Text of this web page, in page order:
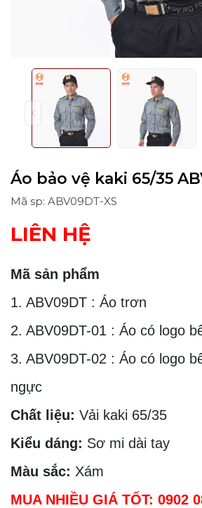
Áo bảo vệ kaki 65/35
Mã sp: ABV09DT-XS
LIÊN HỆ
Mã sản phẩm
1. ABV09DT : Áo trơn
2. ABV09DT-01 : Áo có logo
3. ABV09DT-02 : Áo có logo
ngực
Chất liệu: Vải kaki 65/35
Kiểu dáng: Sơ mi dài tay
Màu sắc: Xám
MUA NHIỀU GIÁ TỐT: 0902